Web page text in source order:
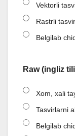
Vektorli
Rastrli
Belgilab
Raw (ingliz
Xom, xali
Tasvirlarni
Belgilab